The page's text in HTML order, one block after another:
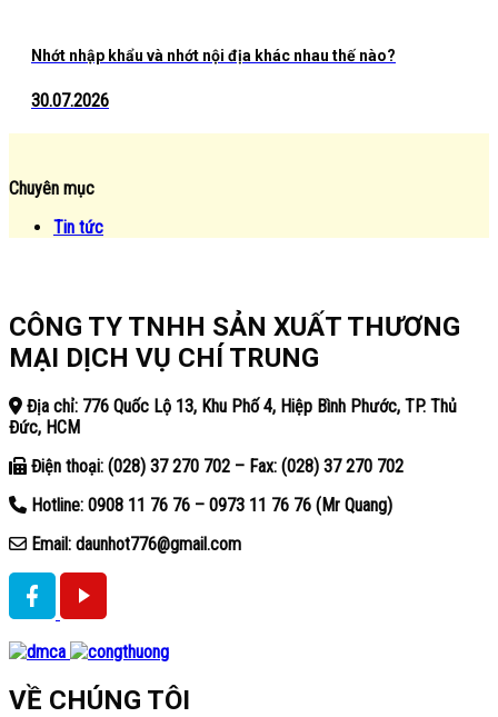
Nhớt nhập khẩu và nhớt nội địa khác nhau thế nào?
30.07.2026
Chuyên mục
Tin tức
CÔNG TY TNHH SẢN XUẤT THƯƠNG
MẠI DỊCH VỤ CHÍ TRUNG
Địa chỉ: 776 Quốc Lộ 13, Khu Phố 4, Hiệp Bình Phước, TP. Thủ
Đức, HCM
Điện thoại: (028) 37 270 702 – Fax: (028) 37 270 702
Hotline: 0908 11 76 76 – 0973 11 76 76 (Mr Quang)
Email: daunhot776@gmail.com
VỀ CHÚNG TÔI